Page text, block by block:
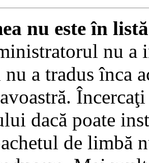
nu este în
nu a
a tradus înca
dacă poate
de limbă